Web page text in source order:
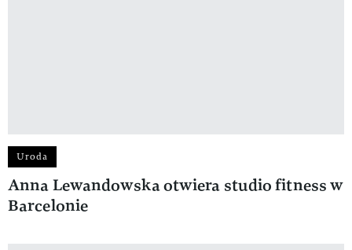
Uroda
Anna Lewandowska otwiera studio fitness w
Barcelonie